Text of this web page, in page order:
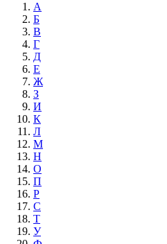
А
Б
В
Г
Д
Е
Ж
З
И
К
Л
М
Н
О
П
Р
С
Т
У